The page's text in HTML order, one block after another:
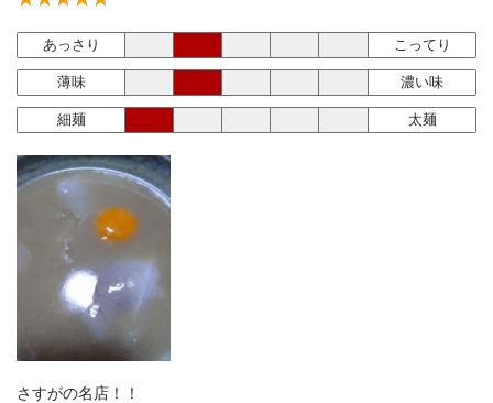
あっさり こってり
薄味 濃い味
細麺 太麺
さすがの名店！！